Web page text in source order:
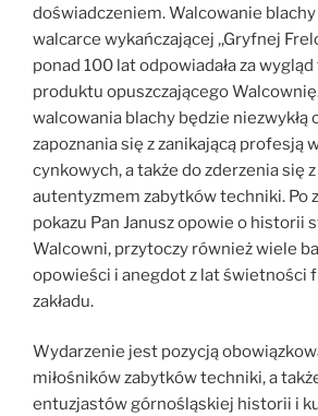
doświadczeniem. Walcowanie
walcarce wykańczającej ,,Gryfnej
ponad 100 lat odpowiadała za
produktu opuszczającego
walcowania blachy będzie niezwykłą
zapoznania się z zanikającą profesją
cynkowych, a także do zderzenia się
autentyzmem zabytków techniki. Po
pokazu Pan Janusz opowie o historii
Walcowni, przytoczy również wiele
opowieści i anegdot z lat świetności
zakładu.
Wydarzenie jest pozycją
miłośników zabytków techniki, a
entuzjastów górnośląskiej historii i